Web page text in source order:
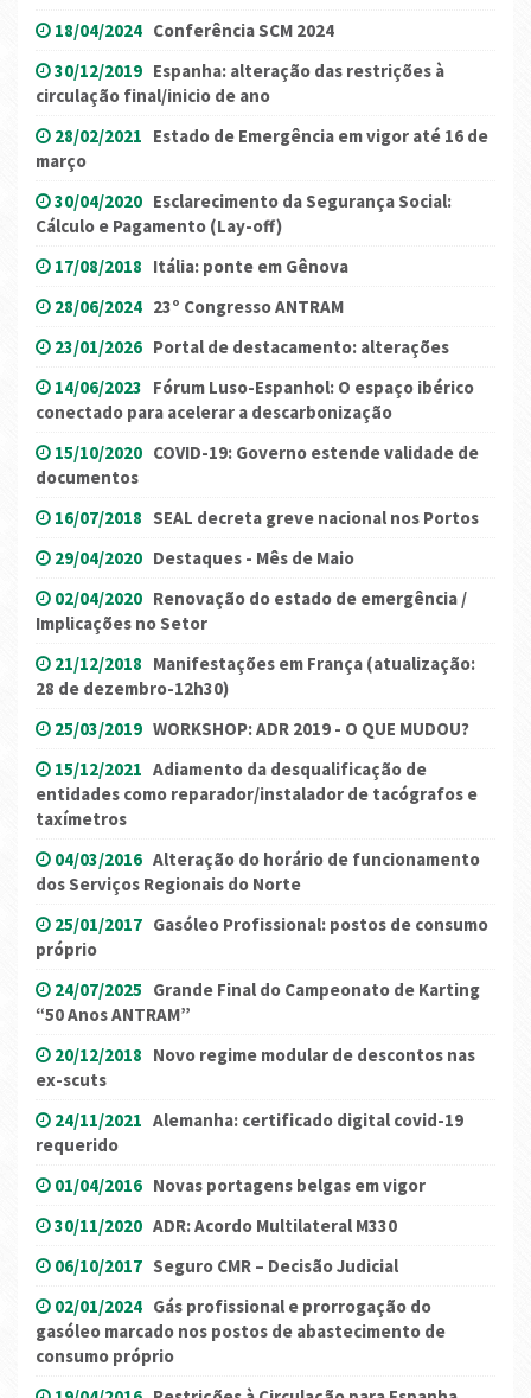
18/04/2024 Conferência SCM 2024
30/12/2019 Espanha: alteração das restrições à
circulação final/inicio de ano
28/02/2021 Estado de Emergência em vigor até 16 de
março
30/04/2020 Esclarecimento da Segurança Social:
Cálculo e Pagamento (Lay-off)
17/08/2018 Itália: ponte em Gênova
28/06/2024 23º Congresso ANTRAM
23/01/2026 Portal de destacamento: alterações
14/06/2023 Fórum Luso-Espanhol: O espaço ibérico
conectado para acelerar a descarbonização
15/10/2020 COVID-19: Governo estende validade de
documentos
16/07/2018 SEAL decreta greve nacional nos Portos
29/04/2020 Destaques - Mês de Maio
02/04/2020 Renovação do estado de emergência /
Implicações no Setor
21/12/2018 Manifestações em França (atualização:
28 de dezembro-12h30)
25/03/2019 WORKSHOP: ADR 2019 - O QUE MUDOU?
15/12/2021 Adiamento da desqualificação de
entidades como reparador/instalador de tacógrafos e
taxímetros
04/03/2016 Alteração do horário de funcionamento
dos Serviços Regionais do Norte
25/01/2017 Gasóleo Profissional: postos de consumo
próprio
24/07/2025 Grande Final do Campeonato de Karting
“50 Anos ANTRAM”
20/12/2018 Novo regime modular de descontos nas
ex-scuts
24/11/2021 Alemanha: certificado digital covid-19
requerido
01/04/2016 Novas portagens belgas em vigor
30/11/2020 ADR: Acordo Multilateral M330
06/10/2017 Seguro CMR – Decisão Judicial
02/01/2024 Gás profissional e prorrogação do
gasóleo marcado nos postos de abastecimento de
consumo próprio